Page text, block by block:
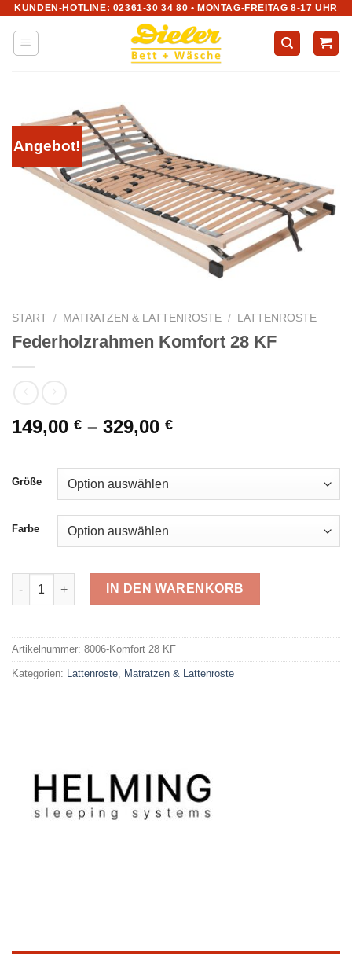
Zum
Inhalt
springen
KUNDEN-HOTLINE: 02361-30 34 80 • MONTAG-FREITAG 8-17 UHR
Angebot!
START / MATRATZEN & LATTENROSTE / LATTENROSTE
Federholzrahmen Komfort 28 KF
149,00 € – 329,00 €
Größe
Farbe
Federholzrahmen Komfort 28 KF Menge
IN DEN WARENKORB
Artikelnummer: 8006-Komfort 28 KF
Kategorien: Lattenroste Matratzen & Lattenroste